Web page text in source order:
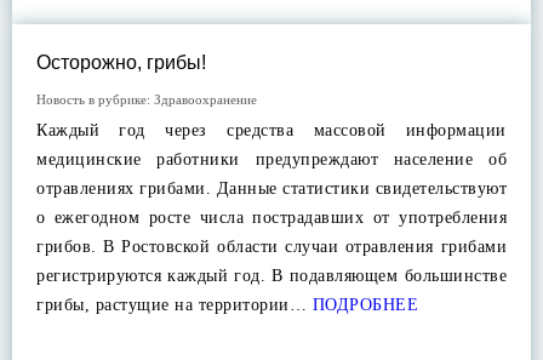
Осторожно, грибы!
Новость в рубрике: Здравоохранение
Каждый год через средства массовой информации
медицинские работники предупреждают население об
отравлениях грибами. Данные статистики свидетельствуют
о ежегодном росте числа пострадавших от употребления
грибов. В Ростовской области случаи отравления грибами
регистрируются каждый год. В подавляющем большинстве
грибы, растущие на территории… ПОДРОБНЕЕ